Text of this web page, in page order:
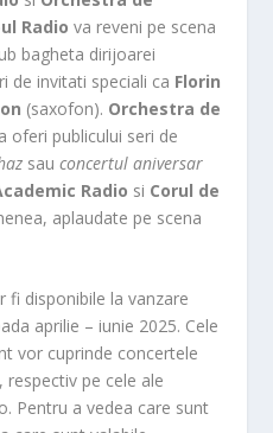
Radio va reveni pe scena
bagheta dirijoarei
de invitati speciali ca Florin
(saxofon). Orchestra de
oferi publicului seri de
sauconcertul aniversar
Radio si Corul de
aplaudate pe scena
fi disponibile la vanzare
aprilie – iunie 2025. Cele
vor cuprinde concertele
pe cele ale
Pentru a vedea care sunt